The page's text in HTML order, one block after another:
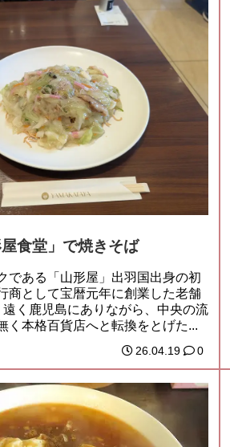
食堂」で焼きそば
である「山形屋」出羽国出身の初
商として宝暦元年に創業した老舗
く鹿児島にありながら、中央の流
く本格百貨店へと転換をとげた...
26.04.19 0